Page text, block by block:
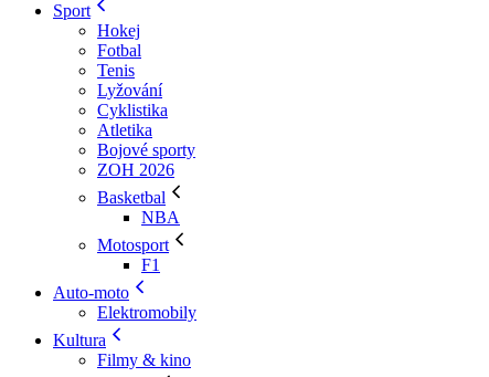
Sport
Hokej
Fotbal
Tenis
Lyžování
Cyklistika
Atletika
Bojové sporty
ZOH 2026
Basketbal
NBA
Motosport
F1
Auto-moto
Elektromobily
Kultura
Filmy & kino